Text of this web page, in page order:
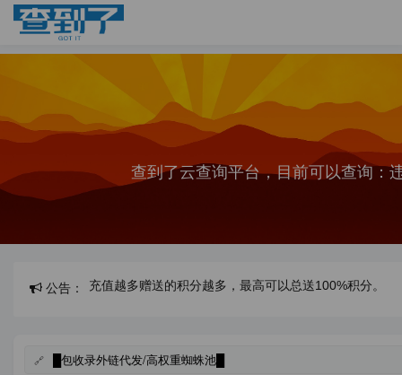
查到了云查询平台，目前可以查询：
公告： 充值越多赠送的积分越多，最高可以总送100%积分。
█包收录外链代发/高权重蜘蛛池█